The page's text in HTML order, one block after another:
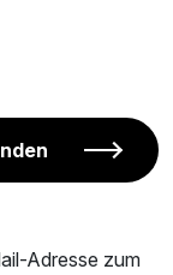
Adresse zum